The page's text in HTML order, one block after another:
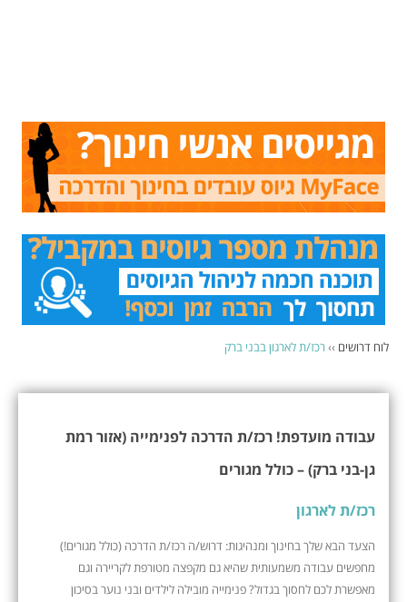
לוח דרושים ››רכז/ת לארגון בבני ברק
עבודה מועדפת! רכז/ת הדרכה לפנימייה (אזור רמת
גן-בני ברק) – כולל מגורים
רכז/ת לארגון
הצעד הבא שלך בחינוך ומנהיגות: דרוש/ה רכז/ת הדרכה (כולל מגורים!)
מחפשים עבודה משמעותית שהיא גם מקפצה מטורפת לקריירה וגם
מאפשרת לכם לחסוך בגדול? פנימייה מובילה לילדים ובני נוער בסיכון